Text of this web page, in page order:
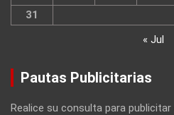
31
« Jul
Pautas Publicitarias
Realice su consulta para